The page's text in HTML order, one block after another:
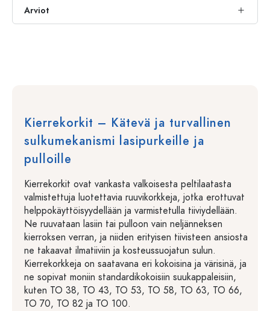
Arviot
Kierrekorkit – Kätevä ja turvallinen
sulkumekanismi lasipurkeille ja
pulloille
Kierrekorkit ovat vankasta valkoisesta peltilaatasta
valmistettuja luotettavia ruuvikorkkeja, jotka erottuvat
helppokäyttöisyydellään ja varmistetulla tiiviydellään.
Ne ruuvataan lasiin tai pulloon vain neljänneksen
kierroksen verran, ja niiden erityisen tiivisteen ansiosta
ne takaavat ilmatiiviin ja kosteussuojatun sulun.
Kierrekorkkeja on saatavana eri kokoisina ja värisinä, ja
ne sopivat moniin standardikokoisiin suukappaleisiin,
kuten TO 38, TO 43, TO 53, TO 58, TO 63, TO 66,
TO 70, TO 82 ja TO 100.